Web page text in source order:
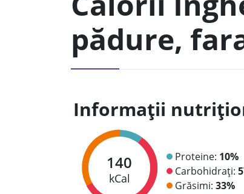
pădure,
Informații
140
kCal
Proteine: 10%
Carbohidrați:
Grăsimi: 33%